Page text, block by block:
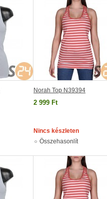
Norah Top N39394
2 999 Ft
Nincs készleten
Összehasonlít